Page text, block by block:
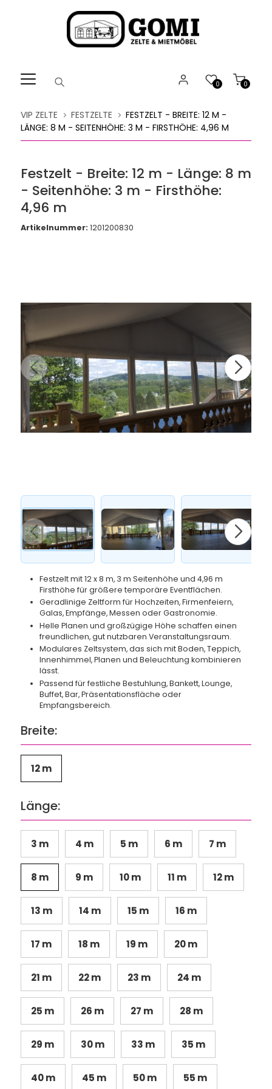
Barrierefreiheitsmenü
direkt
Inhalt
0
0
VIP ZELTE FESTZELTE
FESTZELT - BREITE: 12 M -
LÄNGE: 8 M - SEITENHÖHE: 3 M - FIRSTHÖHE: 4,96 M
Festzelt - Breite: 12 m - Länge: 8 m
- Seitenhöhe: 3 m - Firsthöhe:
4,96 m
Artikelnummer: 1201200830
Festzelt mit 12 x 8 m, 3 m Seitenhöhe und 4,96 m
Firsthöhe für größere temporäre Eventflächen.
Geradlinige Zeltform für Hochzeiten, Firmenfeiern,
Galas, Empfänge, Messen oder Gastronomie.
Helle Planen und großzügige Höhe schaffen einen
freundlichen, gut nutzbaren Veranstaltungsraum.
Modulares Zeltsystem, das sich mit Boden, Teppich,
Innenhimmel, Planen und Beleuchtung kombinieren
lässt.
Passend für festliche Bestuhlung, Bankett, Lounge,
Buffet, Bar, Präsentationsfläche oder
Empfangsbereich.
Breite:
12 m
Länge:
3 m 4 m 5 m 6 m 7 m
8 m 9 m 10 m 11 m 12 m
13 m 14 m 15 m 16 m
17 m 18 m 19 m 20 m
21 m 22 m 23 m 24 m
25 m 26 m 27 m 28 m
29 m 30 m 33 m 35 m
40 m 45 m 50 m 55 m